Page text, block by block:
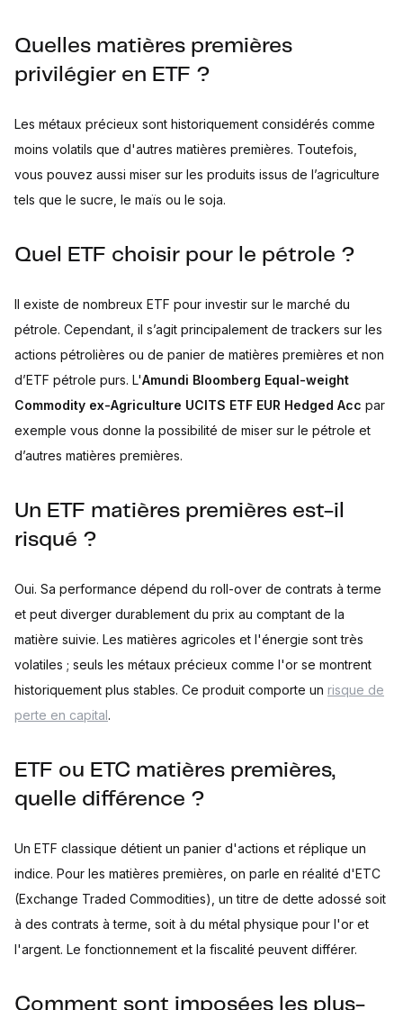
Quelles matières premières
privilégier en ETF ?
Les métaux précieux sont historiquement considérés comme
moins volatils que d'autres matières premières. Toutefois,
vous pouvez aussi miser sur les produits issus de l’agriculture
tels que le sucre, le maïs ou le soja.
Quel ETF choisir pour le pétrole ?
Il existe de nombreux ETF pour investir sur le marché du
pétrole. Cependant, il s’agit principalement de trackers sur les
actions pétrolières ou de panier de matières premières et non
d’ETF pétrole purs. L'Amundi Bloomberg Equal-weight
Commodity ex-Agriculture UCITS ETF EUR Hedged Acc par
exemple vous donne la possibilité de miser sur le pétrole et
d’autres matières premières.
Un ETF matières premières est-il
risqué ?
Oui. Sa performance dépend du roll-over de contrats à terme
et peut diverger durablement du prix au comptant de la
matière suivie. Les matières agricoles et l'énergie sont très
volatiles ; seuls les métaux précieux comme l'or se montrent
historiquement plus stables. Ce produit comporte un risque de
perte en capital.
ETF ou ETC matières premières,
quelle différence ?
Un ETF classique détient un panier d'actions et réplique un
indice. Pour les matières premières, on parle en réalité d'ETC
(Exchange Traded Commodities), un titre de dette adossé soit
à des contrats à terme, soit à du métal physique pour l'or et
l'argent. Le fonctionnement et la fiscalité peuvent différer.
Comment sont imposées les plus-